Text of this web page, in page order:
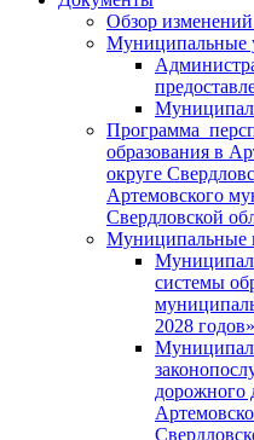
Обзор изменений
Муниципальные
Программа
образования в
округе
Артемовского
Свердловской
Муниципальные
системы
2028 годов»
дорожного